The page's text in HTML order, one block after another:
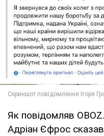
Як повідомляв
Адріан Єфрос